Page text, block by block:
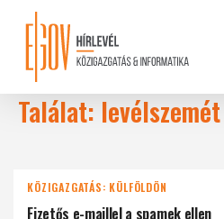
content
Találat: levélszemét
KÖZIGAZGATÁS: KÜLFÖLDÖN
Fizetős e-maillel a spamek ellen